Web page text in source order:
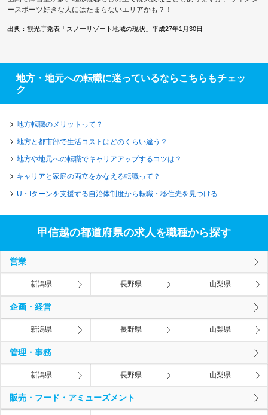
ースポーツ好きな人にはたまらないエリアかも？！
出典：観光庁発表「スノーリゾート地域の現状」平成27年1月30日
地方・地元への転職に迷っているならこちらもチェッ
ク
地方転職のメリットって？
地方と都市部で生活コストはどのくらい違う？
地方や地元への転職でキャリアアップするコツは？
キャリアと家庭の両立をかなえる転職って？
U・Iターンを支援する自治体制度から転職・移住先を見つける
甲信越の都道府県の求人を職種から探す
営業
新潟県 長野県 山梨県
企画・経営
新潟県 長野県 山梨県
管理・事務
新潟県 長野県 山梨県
販売・フード・アミューズメント